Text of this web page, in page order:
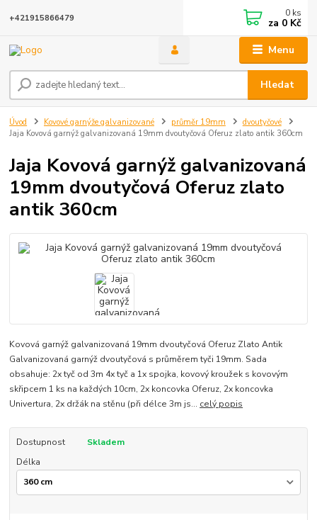
Menu
Hledat
+421915866479 0 ks
za 0 Kč
Úvod Kovové garnýže galvanizované průměr 19mm
dvoutyčové
Jaja Kovová garnýž galvanizovaná 19mm dvoutyčová Oferuz zlato antik 360cm
Jaja Kovová garnýž galvanizovaná
19mm dvoutyčová Oferuz zlato
antik 360cm
Kovová garnýž galvanizovaná 19mm dvoutyčová Oferuz Zlato Antik
Galvanizovaná garnýž dvoutyčová s průměrem tyči 19mm. Sada
obsahuje: 2x tyč od 3m 4x tyč a 1x spojka, kovový kroužek s kovovým
skřipcem 1 ks na každých 10cm, 2x koncovka Oferuz, 2x koncovka
Univertura, 2x držák na stěnu (při délce 3m js... celý popis
Dostupnost
Skladem
Délka